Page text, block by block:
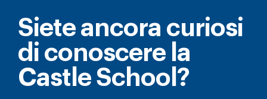
Siete ancora curiosi
di conoscere la
Castle School?